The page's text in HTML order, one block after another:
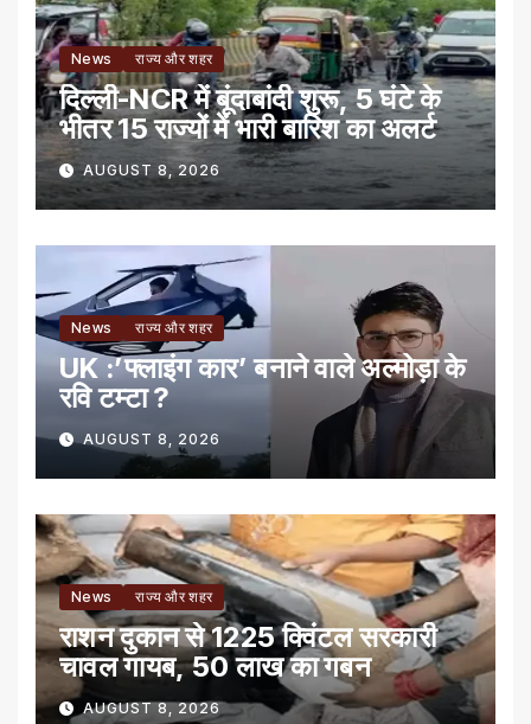
News राज्य और शहर
दिल्ली-NCR में बूंदाबांदी शुरू, 5 घंटे के
भीतर 15 राज्यों में भारी बारिश का अलर्ट
AUGUST 8, 2026
News राज्य और शहर
UK :’फ्लाइंग कार’ बनाने वाले अल्मोड़ा के
रवि टम्टा ?
AUGUST 8, 2026
News राज्य और शहर
राशन दुकान से 1225 क्विंटल सरकारी
चावल गायब, 50 लाख का गबन
AUGUST 8, 2026